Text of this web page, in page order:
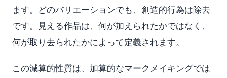
ます。どのバリエーションでも、創造的行為は除去
です。見える作品は、何が加えられたかではなく、
何が取り去られたかによって定義されます。
この減算的性質は、加算的なマークメイキングでは